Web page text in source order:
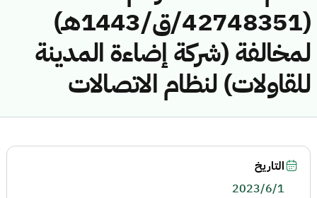
(42748351/ق/1443هـ)
لمخالفة (شركة إضاءة المدينة
للقاولات) لنظام الاتصالات
التاريخ
2023/6/1